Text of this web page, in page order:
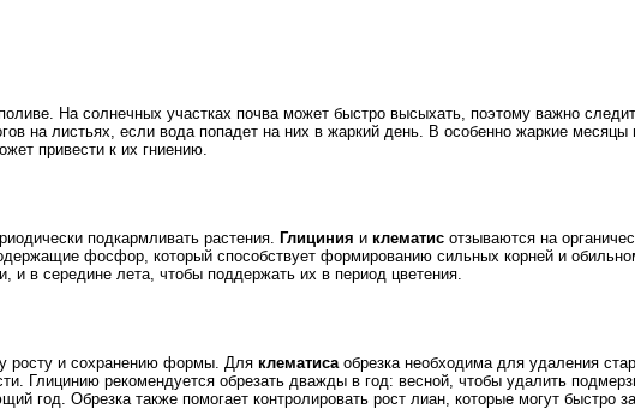
На солнечных участках почва может быстро высыхать, поэтому важно
на листьях, если вода попадет на них в жаркий день. В особенно жаркие
привести к их гниению.
подкармливать растения. Глициния и клематис отзываются на
фосфор, который способствует формированию сильных корней и
и в середине лета, чтобы поддержать их в период цветения.
росту и сохранению формы. Для клематисаобрезка необходима для удаления
Глицинию рекомендуется обрезать дважды в год: весной, чтобы удалить
год. Обрезка также помогает контролировать рост лиан, которые могут быстро